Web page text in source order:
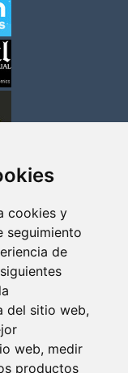
cookies y
seguimiento
de
del sitio web,
web, medir
productos
MAS GUAPA DE
LAS FOTOS
ARROW